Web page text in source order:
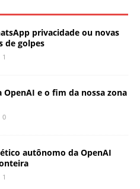
privacidade ou novas
de golpes
1
OpenAI e o fim da nossa zona
0
autônomo da OpenAI
1